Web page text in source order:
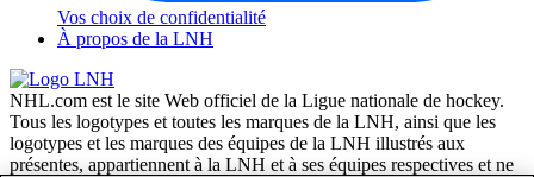
Vos choix de confidentialité
À propos de la LNH
NHL.com est le site Web officiel de la Ligue nationale de hockey.
Tous les logotypes et toutes les marques de la LNH, ainsi que les
logotypes et les marques des équipes de la LNH illustrés aux
présentes, appartiennent à la LNH et à ses équipes respectives et ne